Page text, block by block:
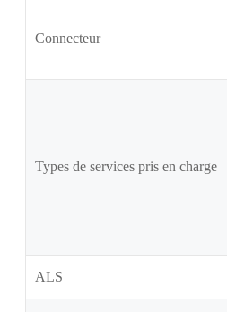
Connecteur
Types de services pris en charge
ALS